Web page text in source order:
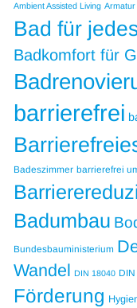
Ambient Assisted Living Armatur
Bad für
Badkomfort für
barrierefrei
Badeszimmer barrierefrei
Badumbau
Bundesbauministerium
Wandel DIN 18040
Förderung